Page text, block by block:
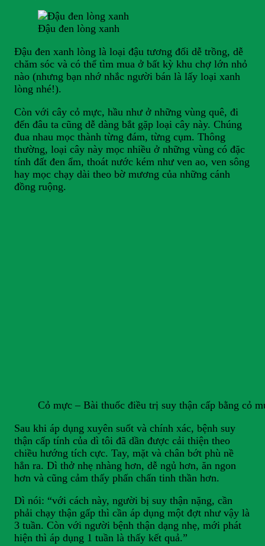
Đậu đen lòng xanh
Đậu đen xanh lòng là loại đậu tương đối dễ trồng, dễ
chăm sóc và có thể tìm mua ở bất kỳ khu chợ lớn nhỏ
nào (nhưng bạn nhớ nhắc người bán là lấy loại xanh
lòng nhé!).
Còn với cây cỏ mực, hầu như ở những vùng quê, đi
đến đâu ta cũng dễ dàng bắt gặp loại cây này. Chúng
đua nhau mọc thành từng đám, từng cụm. Thông
thường, loại cây này mọc nhiều ở những vùng có đặc
tính đất đen ẩm, thoát nước kém như ven ao, ven sông
hay mọc chạy dài theo bờ mương của những cánh
đồng ruộng.
Cỏ mực – Bài thuốc điều trị suy thận cấp bằng cỏ
Sau khi áp dụng xuyên suốt và chính xác, bệnh suy
thận cấp tính của dì tôi đã dần được cải thiện theo
chiều hướng tích cực. Tay, mặt và chân bớt phù nề
hẳn ra. Dì thở nhẹ nhàng hơn, dễ ngủ hơn, ăn ngon
hơn và cũng cảm thấy phấn chấn tinh thần hơn.
Dì nói: “với cách này, người bị suy thận nặng, cần
phải chạy thận gấp thì cần áp dụng một đợt như vậy là
3 tuần. Còn với người bệnh thận dạng nhẹ, mới phát
hiện thì áp dụng 1 tuần là thấy kết quả.”